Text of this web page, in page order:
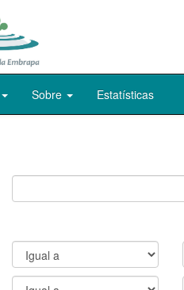
Sobre Estatísticas